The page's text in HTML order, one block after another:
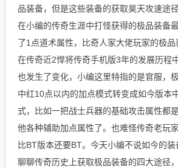
品装备，但是这些装备的获取昊天攻速途
在小编的传奇生涯中打怪获得的极品装备
了1点道术属性，比奇人家大佬玩家的极品
在传奇近2悍将传奇手机版3年的发展历程
也发生了变化，小编这里特指的是官服，
中红10点以内的加点模式转变成如今版本
式，比如一把战士兵器的基础攻击属性都
他各种辅助加点属性了。也难怪传奇老玩
比BT版本还要BT。今天小编不说如今的
聊聊传奇历史上获取极品装备的四大途径